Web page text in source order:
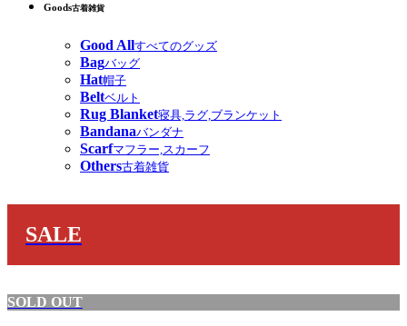
Goods古着雑貨
Good Allすべてのグッズ
Bagバッグ
Hat帽子
Beltベルト
Rug Blanket寝具,ラグ,ブランケット
Bandanaバンダナ
Scarfマフラー,スカーフ
Others古着雑貨
SALE
SOLD OUT